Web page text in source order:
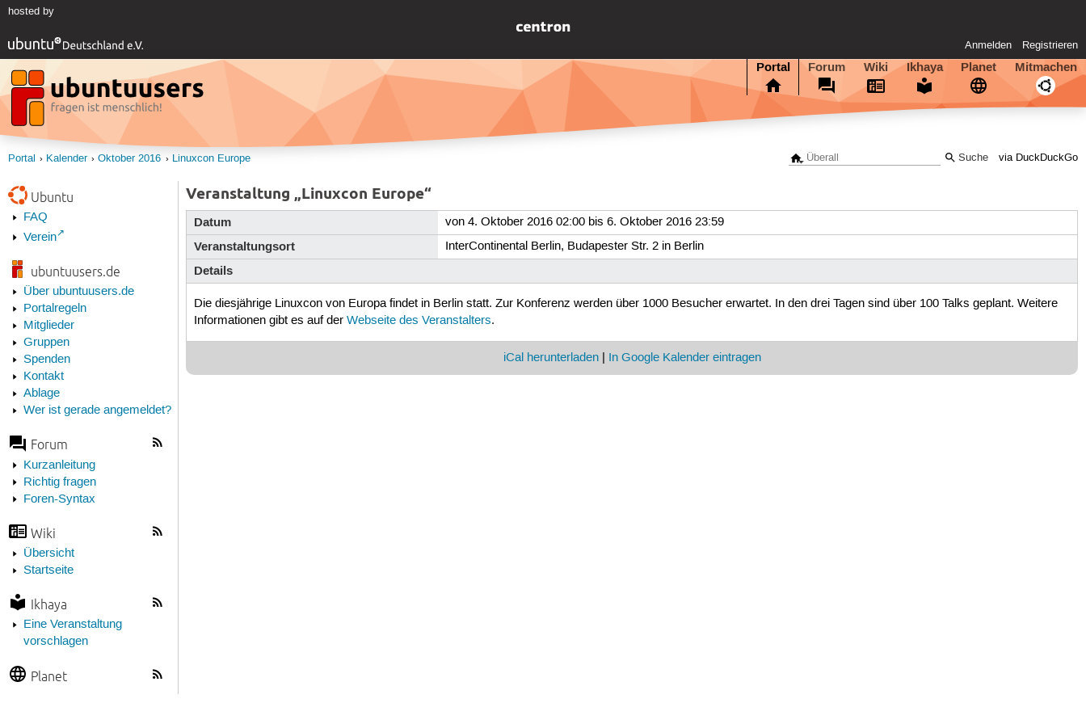
hosted by
Anmelden Registrieren
Portal Forum Wiki Ikhaya Planet Mitmachen
via DuckDuckGo
Portal Kalender Oktober 2016 Linuxcon Europe
Ubuntu
FAQ
Verein
ubuntuusers.de
Über ubuntuusers.de
Portalregeln
Mitglieder
Gruppen
Spenden
Kontakt
Ablage
Wer ist gerade angemeldet?
Forum
Kurzanleitung
Richtig fragen
Foren-Syntax
Wiki
Übersicht
Startseite
Ikhaya
Eine Veranstaltung
vorschlagen
Planet
Veranstaltung „Linuxcon Europe“
Datum von 4. Oktober 2016 02:00 bis 6. Oktober 2016 23:59
Veranstaltungsort InterContinental Berlin, Budapester Str. 2 in Berlin
Details
Die diesjährige Linuxcon von Europa findet in Berlin statt. Zur Konferenz werden über 1000 Besucher erwartet. In den drei Tagen sind über 100 Talks geplant. Weitere
Informationen gibt es auf derWebseite des Veranstalters.
iCal herunterladen| In Google Kalender eintragen